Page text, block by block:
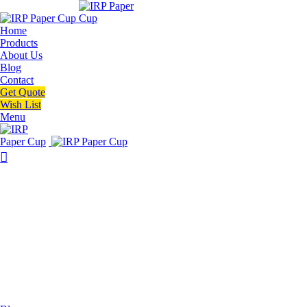
Home
Products
About Us
Blog
Contact
Get Quote
Wish List
Menu